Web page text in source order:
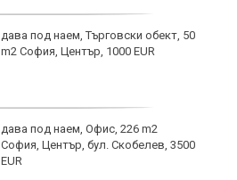
дава под наем, Търговски обект, 50
m2 София, Център, 1000 EUR
дава под наем, Офис, 226 m2
София, Център, бул. Скобелев, 3500
EUR